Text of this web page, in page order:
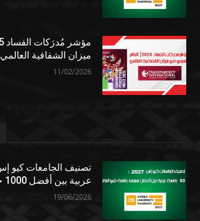
ميزان الشفافية العالمي
11/02/2026
عربية بين أفضل 1000 جامعة في العالم
19/06/2026